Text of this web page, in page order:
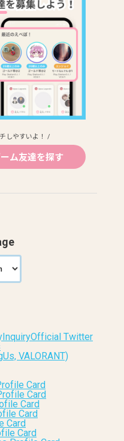
しやすいよ！ /
ム友達を探す
InquiryOfficial Twitter
VALORANT)
Card
Card
Card
Card
Card
Card